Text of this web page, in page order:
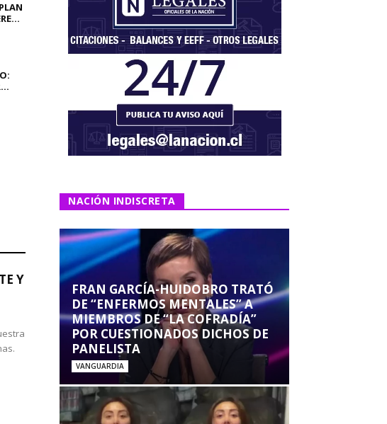
Y
NACIÓN INDISCRETA
FRAN GARCÍA-HUIDOBRO TRATÓ
DE “ENFERMOS MENTALES” A
MIEMBROS DE “LA COFRADÍA”
POR CUESTIONADOS DICHOS DE
PANELISTA
VANGUARDIA